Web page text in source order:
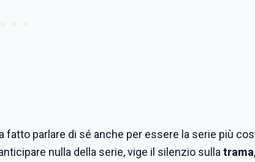
fatto parlare di sé anche per essere la serie più
nulla della serie, vige il silenzio sulla trama